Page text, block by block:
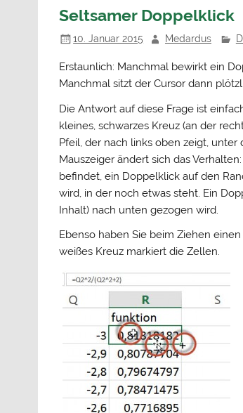
Seltsamer Doppelklick
10. Januar 2015 Medardus
Erstaunlich: Manchmal bewirkt ein
Manchmal sitzt der Cursor dann
Die Antwort auf diese Frage ist
kleines, schwarzes Kreuz (an der
Pfeil, der nach links oben zeigt,
Mauszeiger ändert sich das
befindet, ein Doppelklick auf den
wird, in der noch etwas steht. Ein
Inhalt) nach unten gezogen wird.
Ebenso haben Sie beim Ziehen
weißes Kreuz markiert die Zellen.